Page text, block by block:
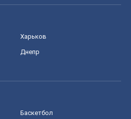
Харьков
Днепр
Баскетбол